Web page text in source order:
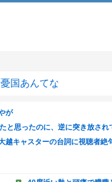
憂国あんてな